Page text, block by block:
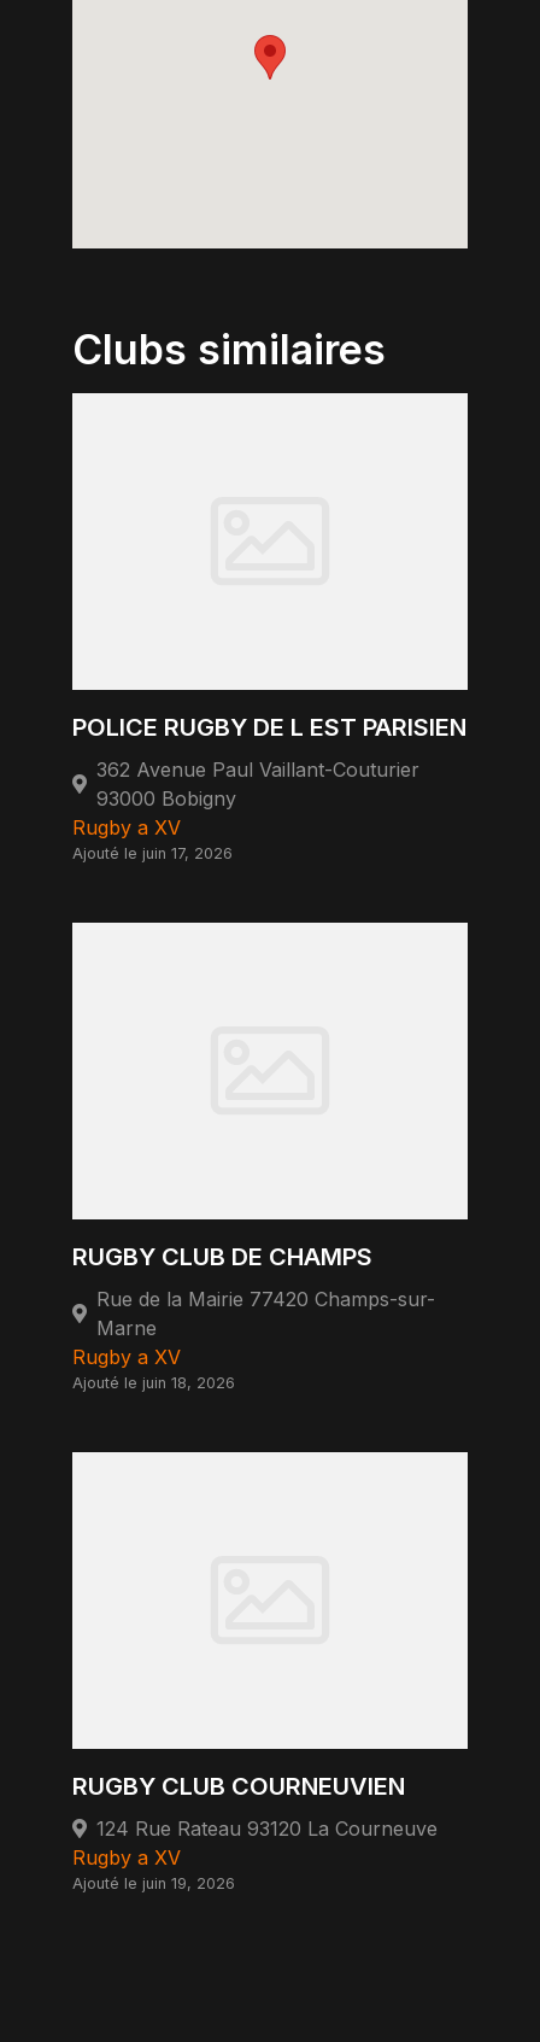
Clubs similaires
POLICE RUGBY DE L EST PARISIEN
362 Avenue Paul Vaillant-Couturier
93000 Bobigny
Rugby a XV
Ajouté le juin 17, 2026
RUGBY CLUB DE CHAMPS
Rue de la Mairie 77420 Champs-sur-
Marne
Rugby a XV
Ajouté le juin 18, 2026
RUGBY CLUB COURNEUVIEN
124 Rue Rateau 93120 La Courneuve
Rugby a XV
Ajouté le juin 19, 2026